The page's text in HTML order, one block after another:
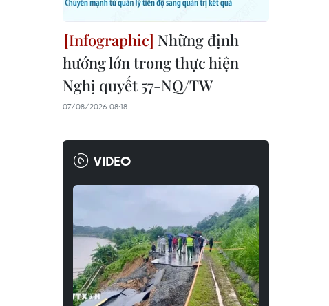
Những định
hướng lớn trong thực hiện
Nghị quyết 57-NQ/TW
07/08/2026 08:18
VIDEO